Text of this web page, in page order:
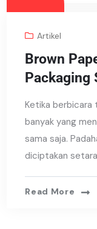
Artikel
Brown
Packaging
Ketika berbicara
banyak yang
sama saja.
diciptakan
Read More